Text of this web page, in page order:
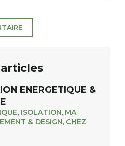
ENERGETIQUE &
, ISOLATION, MA
& DESIGN, CHEZ